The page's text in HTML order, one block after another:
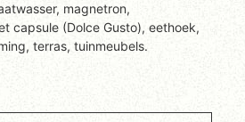
magnetron,
capsule (Dolce Gusto), eethoek,
terras, tuinmeubels.